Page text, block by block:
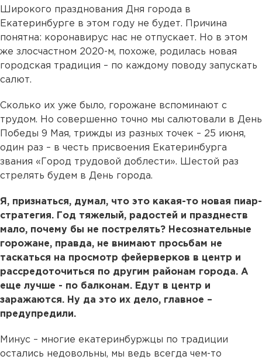
Широкого празднования Дня города в
Екатеринбурге в этом году не будет. Причина
понятна: коронавирус нас не отпускает. Но в этом
же злосчастном 2020-м, похоже, родилась новая
городская традиция – по каждому поводу запускать
салют.
Сколько их уже было, горожане вспоминают с
трудом. Но совершенно точно мы салютовали в День
Победы 9 Мая, трижды из разных точек – 25 июня,
один раз – в честь присвоения Екатеринбурга
звания «Город трудовой доблести». Шестой раз
стрелять будем в День города.
Я, признаться, думал, что это какая-то новая пиар-
стратегия. Год тяжелый, радостей и празднеств
мало, почему бы не пострелять? Несознательные
горожане, правда, не внимают просьбам не
таскаться на просмотр фейерверков в центр и
рассредоточиться по другим районам города. А
еще лучше - по балконам. Едут в центр и
заражаются. Ну да это их дело, главное –
предупредили.
Минус – многие екатеринбуржцы по традиции
остались недовольны, мы ведь всегда чем-то